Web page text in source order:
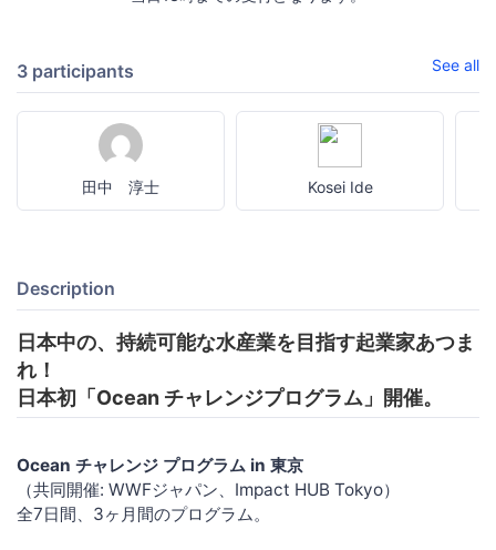
3 participants See all
田中 淳士 Kosei Ide
Description
日本中の、持続可能な水産業を目指す起業家あつま
れ！
日本初「Ocean チャレンジプログラム」開催。
Ocean チャレンジ プログラム in 東京
（共同開催: WWFジャパン、Impact HUB Tokyo）
全7日間、3ヶ月間のプログラム。